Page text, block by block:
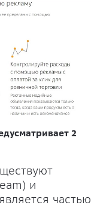
2
и
частью